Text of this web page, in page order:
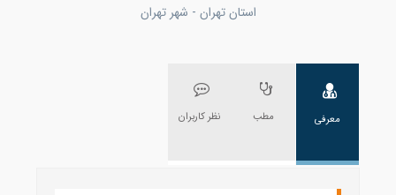
استان تهران - شهر تهران
معرفی مطب نظر کاربران